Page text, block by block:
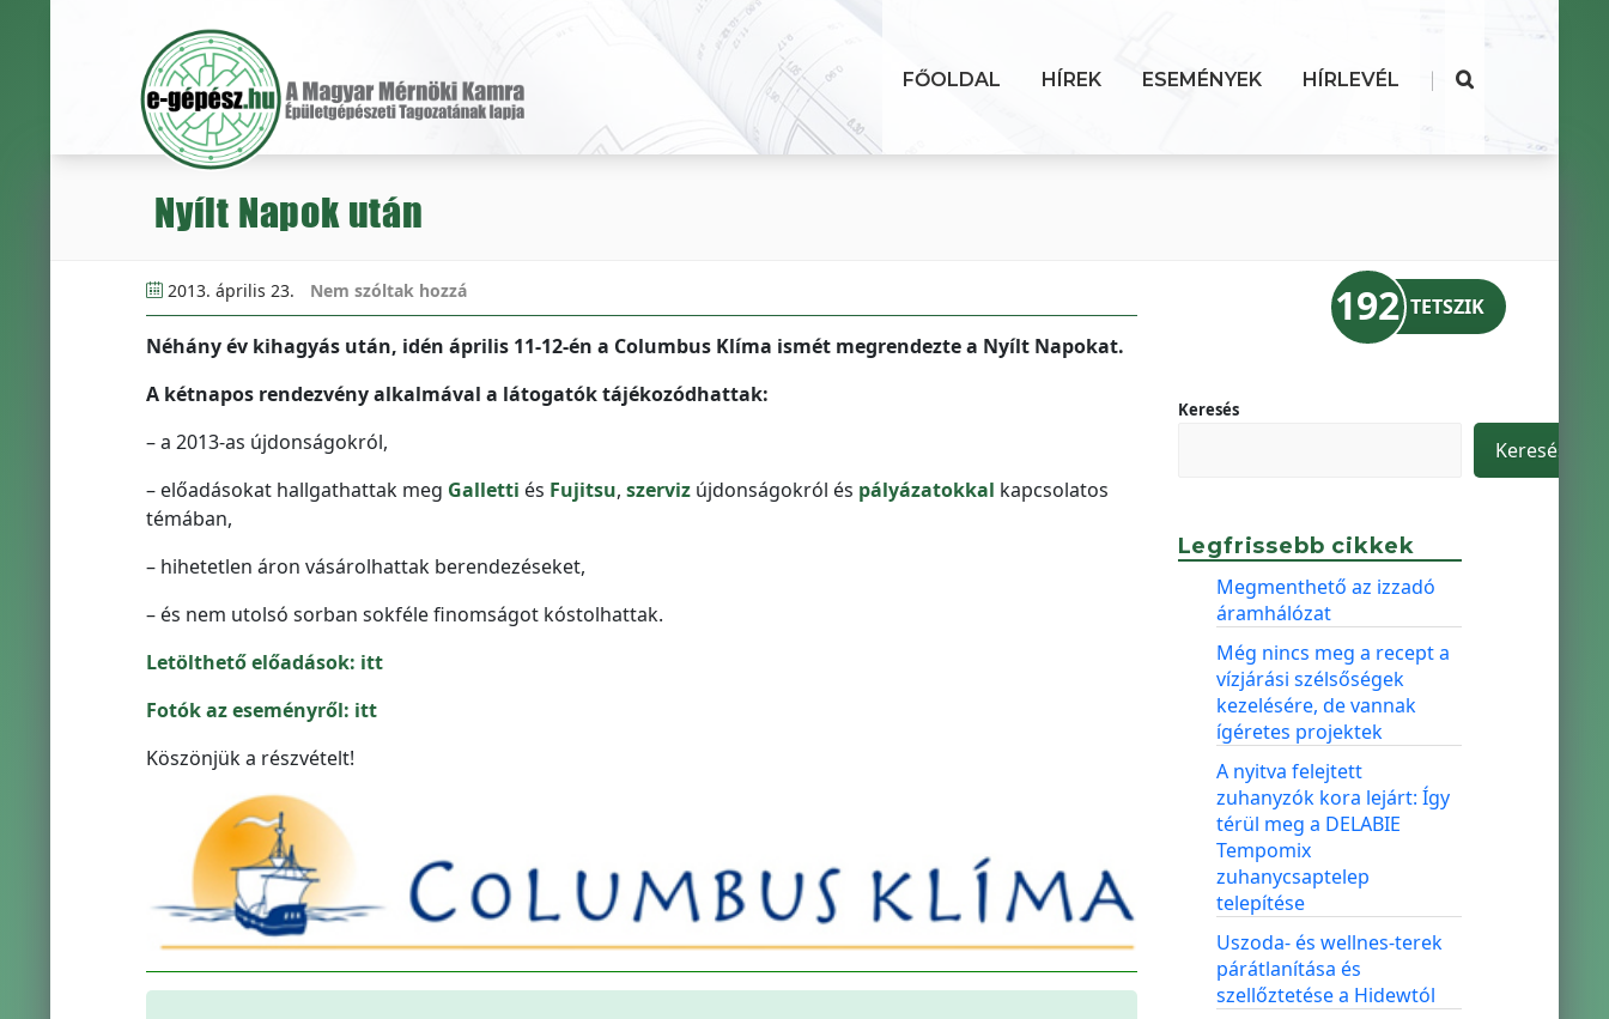
FŐOLDAL HÍREK ESEMÉNYEK HÍRLEVÉL |
Nyílt Napok után
2013. április 23. Nem szóltak hozzá
Néhány év kihagyás után, idén április 11-12-én a Columbus Klíma ismét megrendezte a Nyílt Napokat.
A kétnapos rendezvény alkalmával a látogatók tájékozódhattak:
– a 2013-as újdonságokról,
– előadásokat hallgathattak meg Galletti és Fujitsu, szervizújdonságokról és pályázatokkal kapcsolatos
témában,
– hihetetlen áron vásárolhattak berendezéseket,
– és nem utolsó sorban sokféle finomságot kóstolhattak.
Letölthető előadások: itt
Fotók az eseményről: itt
Köszönjük a részvételt!
192 TETSZIK
Keresés
Keresés
Legfrissebb cikkek
Megmenthető az izzadó
áramhálózat
Még nincs meg a recept a
vízjárási szélsőségek
kezelésére, de vannak
ígéretes projektek
A nyitva felejtett
zuhanyzók kora lejárt: Így
térül meg a DELABIE
Tempomix
zuhanycsaptelep
telepítése
Uszoda- és wellnes-terek
párátlanítása és
szellőztetése a Hidewtól